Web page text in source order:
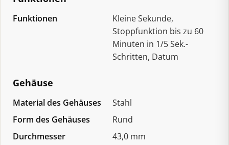
Funktionen
Kleine Sekunde,
Stoppfunktion bis zu 60
Minuten in 1/5 Sek.-
Schritten, Datum
Gehäuse
Material des Gehäuses
Stahl
Form des Gehäuses
Rund
Durchmesser
43,0 mm